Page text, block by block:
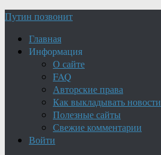
Путин позвонит
Главная
Информация
О сайте
FAQ
Авторские права
Как выкладывать новости
Полезные сайты
Свежие комментарии
Войти